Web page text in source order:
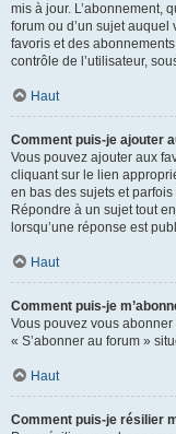
mis à jour. L’abonnement,
forum ou d’un sujet
favoris et des
contrôle de l’utilisateur,
Haut
Comment puis-je ajouter
Vous pouvez ajouter aux
cliquant sur le lien
en bas des sujets et
Répondre à un sujet tout
lorsqu’une réponse est
Haut
Comment puis-je
Vous pouvez vous
« S’abonner au forum »
Haut
Comment puis-je résilier